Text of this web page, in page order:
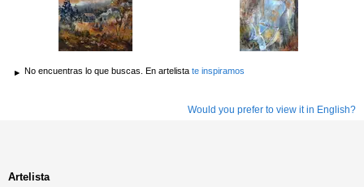
No encuentras lo que buscas. En artelista te inspiramos
Would you prefer to view it in English?
Artelista